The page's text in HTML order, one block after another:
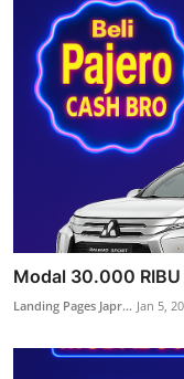
Modal 30.000 RIBU
Landing Pages Japr... Jan 5,